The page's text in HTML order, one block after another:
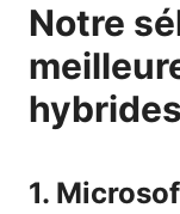
Notre
1.